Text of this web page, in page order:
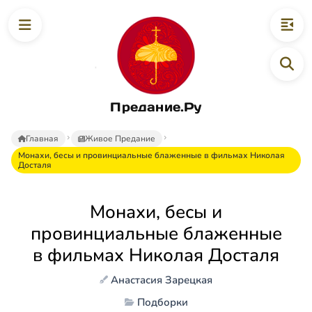
Предание.Ру
Главная
Живое Предание
Монахи, бесы и провинциальные блаженные в фильмах Николая
Досталя
Монахи, бесы и
провинциальные блаженные
в фильмах Николая Досталя
Анастасия Зарецкая
Подборки